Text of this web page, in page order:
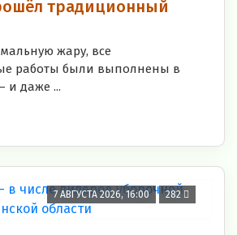
традиционный
жару, все
работы были выполнены в
и даже ...
7 АВГУСТА 2026, 16:00 282